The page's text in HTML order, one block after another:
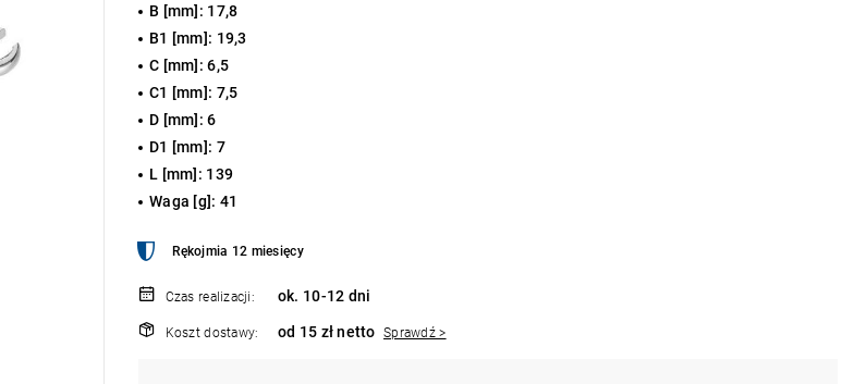
B [mm]: 17,8
B1 [mm]: 19,3
C [mm]: 6,5
C1 [mm]: 7,5
D [mm]: 6
D1 [mm]: 7
L [mm]: 139
Waga [g]: 41
Rękojmia 12 miesięcy
Czas realizacji: ok. 10-12 dni
Koszt dostawy: od 15 zł netto Sprawdź >